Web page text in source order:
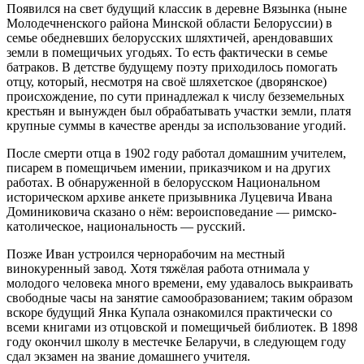
Появился на свет будущий классик в деревне Вязынка (ныне
Молодечненского района Минской области Белоруссии) в
семье обедневших белорусских шляхтичей, арендовавших
земли в помещичьих угодьях. То есть фактически в семье
батраков. В детстве будущему поэту приходилось помогать
отцу, который, несмотря на своё шляхетское (дворянское)
происхождение, по сути принадлежал к числу безземельных
крестьян и вынужден был обрабатывать участки земли, платя
крупные суммы в качестве аренды за использование угодий.
После смерти отца в 1902 году работал домашним учителем,
писарем в помещичьем имении, приказчиком и на других
работах. В обнаруженной в белорусском Национальном
историческом архиве анкете призывника Луцевича Ивана
Доминиковича сказано о нём: вероисповедание — римско-
католическое, национальность — русский.
Позже Иван устроился чернорабочим на местный
винокуренный завод. Хотя тяжёлая работа отнимала у
молодого человека много времени, ему удавалось выкраивать
свободные часы на занятие самообразованием; таким образом
вскоре будущий Янка Купала ознакомился практически со
всеми книгами из отцовской и помещичьей библиотек. В 1898
году окончил школу в местечке Беларучи, в следующем году
сдал экзамен на звание домашнего учителя.